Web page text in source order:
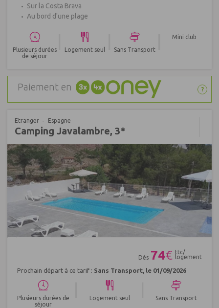
Sur la Costa Brava
Au bord d'une plage
Plusieurs durées
de séjour
Logement seul Sans Transport
Mini club
Paiement en ?
Etranger Espagne
Camping Javalambre, 3*
Dès 74€ ttc/
logement
Prochain départ à ce tarif : Sans Transport, le 01/09/2026
Plusieurs durées de
séjour
Logement seul Sans Transport